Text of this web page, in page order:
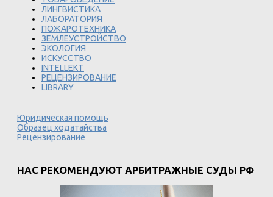
ЛИНГВИСТИКА
ЛАБОРАТОРИЯ
ПОЖАРОТЕХНИКА
ЗЕМЛЕУСТРОЙСТВО
ЭКОЛОГИЯ
ИСКУССТВО
INTELLEKT
РЕЦЕНЗИРОВАНИЕ
LIBRARY
Юридическая помощь
Образец ходатайства
Рецензирование
НАС РЕКОМЕНДУЮТ АРБИТРАЖНЫЕ СУДЫ РФ